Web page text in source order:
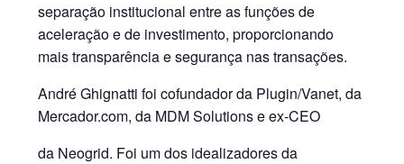
separação institucional entre as funções de
aceleração e de investimento, proporcionando
mais transparência e segurança nas transações.
André Ghignatti foi cofundador da Plugin/Vanet, da
Mercador.com, da MDM Solutions e ex-CEO
da Neogrid. Foi um dos idealizadores da